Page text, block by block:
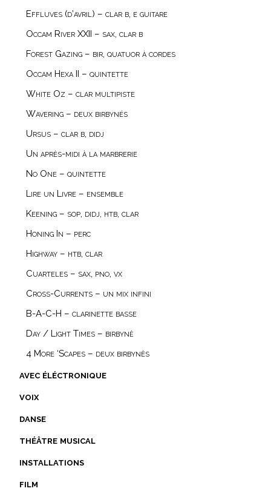
film
installations
théâtre musical
danse
voix
avec éléctronique
4 More ‘Scapes – deux birbynès
Day / Light Times – birbynė
B-A-C-H – clarinette basse
Cross-Currents – un mix infini
Cuarteles – sax, pno, vx
Highway – htb, clar
Honing In – perc
Keening – sop, didj, htb, clar
Lire un Livre – ensemble
No One – quintette
Un après-midi à la marbrerie
Ursus – clar b, didj
Wavering – deux birbynés
White Oz – clar multipiste
Occam Hexa II – quintette
Forest Gazing – bir, quatuor à cordes
Occam River XXII – sax, clar b
Effluves (d’avril) – clar b, e guitare